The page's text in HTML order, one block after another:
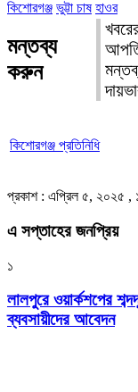
কিশোরগঞ্জ ভুট্টা চাষ হাওর
মন্তব্য
করুন
কিশোরগঞ্জ প্রতিনিধি
প্রকাশ : এপ্রিল ৫, ২০২৫ ,
এ সপ্তাহের জনপ্রিয়
১
লালপুরে ওয়ার্কশপের
ব্যবসায়ীদের আবেদন